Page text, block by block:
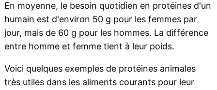
En moyenne, le besoin quotidien en protéines d'un
humain est d'environ 50 g pour les femmes par
jour, mais de 60 g pour les hommes. La différence
entre homme et femme tient à leur poids.
Voici quelques exemples de protéines animales
très utiles dans les aliments courants pour leur